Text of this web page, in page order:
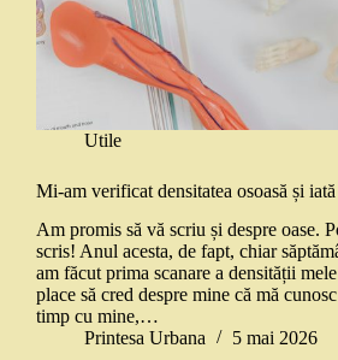
Utile
Mi-am verificat densitatea osoasă și
Am promis să vă scriu și despre oase.
scris! Anul acesta, de fapt, chiar
am făcut prima scanare a densității
place să cred despre mine că mă
timp cu mine,…
Printesa Urbana
5 mai 2026